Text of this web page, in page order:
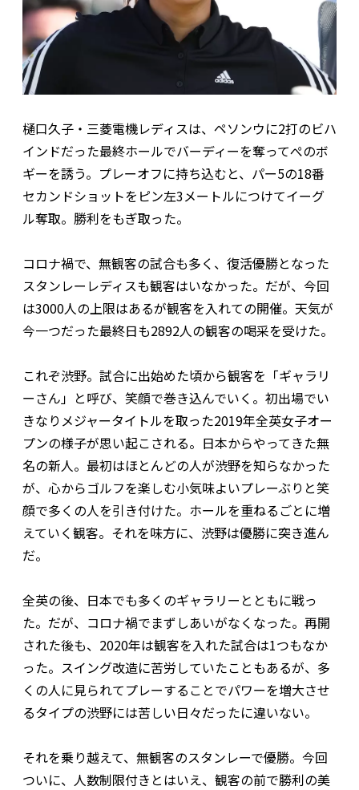
樋口久子・三菱電機レディスは、ペソンウに2打のビハ
インドだった最終ホールでバーディーを奪ってぺのボ
ギーを誘う。プレーオフに持ち込むと、パー5の18番
セカンドショットをピン左3メートルにつけてイーグ
ル奪取。勝利をもぎ取った。
コロナ禍で、無観客の試合も多く、復活優勝となった
スタンレーレディスも観客はいなかった。だが、今回
は3000人の上限はあるが観客を入れての開催。天気が
今一つだった最終日も2892人の観客の喝采を受けた。
これぞ渋野。試合に出始めた頃から観客を「ギャラリ
ーさん」と呼び、笑顔で巻き込んでいく。初出場でい
きなりメジャータイトルを取った2019年全英女子オー
プンの様子が思い起こされる。日本からやってきた無
名の新人。最初はほとんどの人が渋野を知らなかった
が、心からゴルフを楽しむ小気味よいプレーぶりと笑
顔で多くの人を引き付けた。ホールを重ねるごとに増
えていく観客。それを味方に、渋野は優勝に突き進ん
だ。
全英の後、日本でも多くのギャラリーとともに戦っ
た。だが、コロナ禍でまずしあいがなくなった。再開
された後も、2020年は観客を入れた試合は1つもなか
った。スイング改造に苦労していたこともあるが、多
くの人に見られてプレーすることでパワーを増大させ
るタイプの渋野には苦しい日々だったに違いない。
それを乗り越えて、無観客のスタンレーで優勝。今回
ついに、人数制限付きとはいえ、観客の前で勝利の美